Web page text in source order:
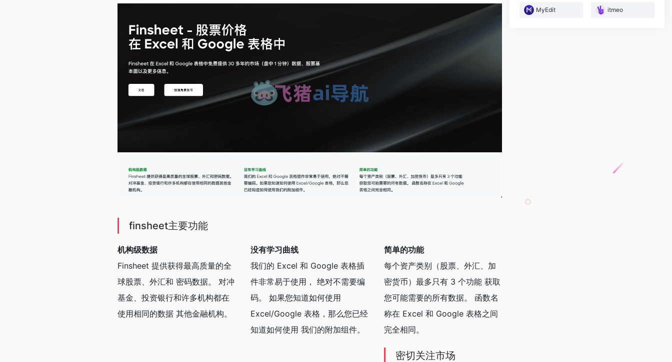
finsheet主要功能
机构级数据
Finsheet 提供获得最高质量的全
球股票、外汇和 密码数据。 对冲
基金、投资银行和许多机构都在
使用相同的数据 其他金融机构。
没有学习曲线
我们的 Excel 和 Google 表格插
件非常易于使用， 绝对不需要编
码。 如果您知道如何使用
Excel/Google 表格，那么您已经
知道如何使用 我们的附加组件。
简单的功能
每个资产类别（股票、外汇、加
密货币）最多只有 3 个功能 获取
您可能需要的所有数据。 函数名
称在 Excel 和 Google 表格之间
完全相同。
密切关注市场
MyEdit itmeo